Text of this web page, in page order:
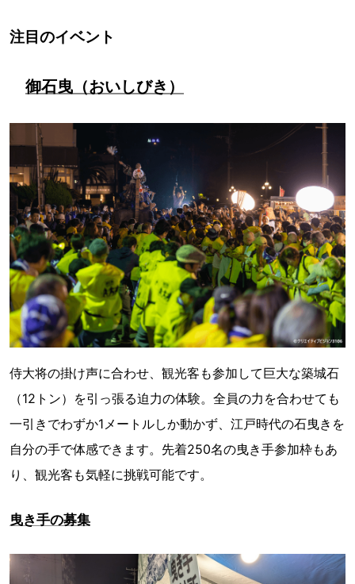
注目のイベント
御石曳（おいしびき）
侍大将の掛け声に合わせ、観光客も参加して巨大な築城石
（12トン）を引っ張る迫力の体験。全員の力を合わせても
一引きでわずか1メートルしか動かず、江戸時代の石曳きを
自分の手で体感できます。先着250名の曳き手参加枠もあ
り、観光客も気軽に挑戦可能です。
曳き手の募集